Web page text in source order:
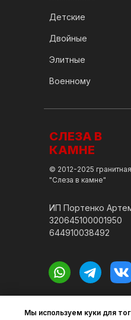
Мы используем куки для
Детские
Двойные
Элитные
Военному
© 2012-2025
"Слеза в камне"
СЛЕЗА В
КАМНЕ
ИП Портенко
320645100001950
644910038492